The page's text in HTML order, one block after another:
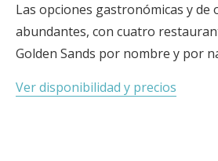
Las opciones gastronómicas y de
abundantes, con cuatro
Golden Sands por nombre y por
Ver disponibilidad y precios